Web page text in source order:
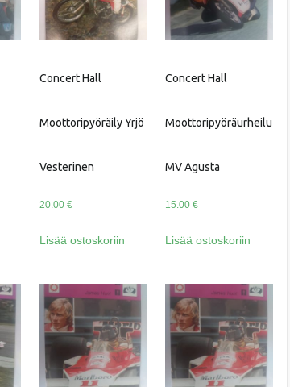
Concert Hall
Moottoripyöräily Yrjö
Vesterinen
20.00 €
Lisää ostoskoriin
Concert Hall
Moottoripyöräurheilu
MV Agusta
15.00€
Lisää ostoskoriin